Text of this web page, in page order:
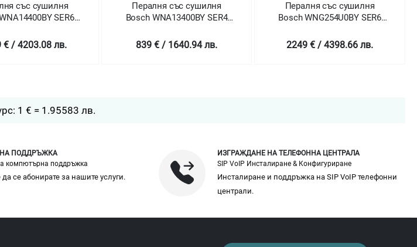
SER6
лв.
Пералня със сушилня
Bosch WNA13400BY SER4
8/5 kg
839 € / 1640.94 лв.
Пералня със сушилня
Bosch WNG254U0BY SER6
10/6 kg
2249 € / 4398.66 лв.
1 € = 1.95583 лв.
ПОДДРЪЖКА
компютърна поддръжка
се абонирате за нашите услуги.
ИЗГРАЖДАНЕ НА ТЕЛЕФОННА ЦЕНТРАЛА
SIP VoIP Инсталиране & Конфигуриране
Инсталиране и поддръжка на SIP VoIP телефонни
централи.